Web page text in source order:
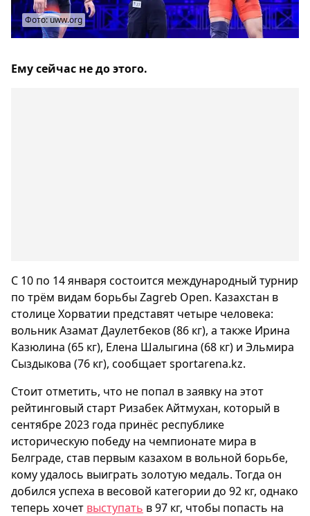
Фото: uww.org
Ему сейчас не до этого.
С 10 по 14 января состоится международный турнир
по трём видам борьбы Zagreb Open. Казахстан в
столице Хорватии представят четыре человека:
вольник Азамат Даулетбеков (86 кг), а также Ирина
Казюлина (65 кг), Елена Шалыгина (68 кг) и Эльмира
Сыздыкова (76 кг), сообщает sportarena.kz.
Стоит отметить, что не попал в заявку на этот
рейтинговый старт Ризабек Айтмухан, который в
сентябре 2023 года принёс республике
историческую победу на чемпионате мира в
Белграде, став первым казахом в вольной борьбе,
кому удалось выиграть золотую медаль. Тогда он
добился успеха в весовой категории до 92 кг, однако
теперь хочет выступать в 97 кг, чтобы попасть на